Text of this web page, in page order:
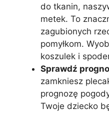
do tkanin,
metek. To
zagubionych
pomyłkom.
koszulek i
Sprawdź
zamkniesz
prognozę
Twoje dziecko